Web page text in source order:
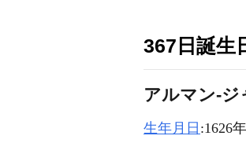
367日誕生
アルマン‐
生年月日 :1626